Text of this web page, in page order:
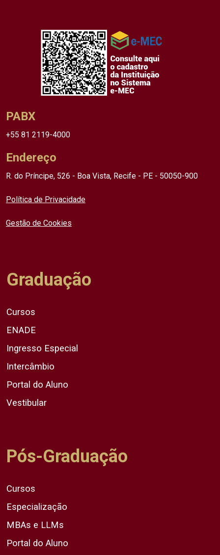
PABX
+55 81 2119-4000
Endereço
R. do Príncipe, 526 - Boa Vista, Recife - PE - 50050-900
Política de Privacidade
Gestão de Cookies
Graduação
Cursos
ENADE
Ingresso Especial
Intercâmbio
Portal do Aluno
Vestibular
Pós-Graduação
Cursos
Especialização
MBAs e LLMs
Portal do Aluno